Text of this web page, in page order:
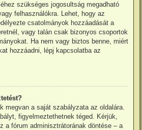
szükséges jogosultság megadható
felhasználókra. Lehet, hogy az
csatolmányok hozzáadását a
vagy talán csak bizonyos csoportok
Ha nem vagy biztos benne, miért
hozzáadni, lépj kapcsolatba az
megvan a saját szabályzata az oldalára.
figyelmeztethetnek téged. Kérjük,
a fórum adminisztrátorának döntése – a